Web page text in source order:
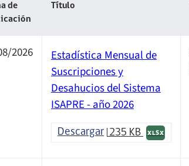
de
Título
2026
Estadística Mensual de
Suscripciones y
Desahucios del Sistema
ISAPRE - año 2026
Descargar 235 KB XLSX